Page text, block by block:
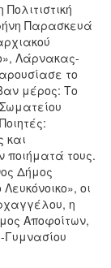
Παρασκευά
Λάρνακας-
το
μέρος: Το
και
ποιήματά τους.
Δήμος
οι
η
Αποφοίτων,